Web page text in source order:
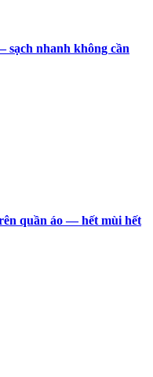
sạch nhanh không cần
quần áo — hết mùi hết